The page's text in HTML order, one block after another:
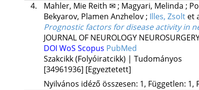
4.
Mahler, Mie Reith ✉; Magyari, Melinda ;
Bekyarov, Plamen Anzhelov; Illes, Zsolt et
Prognostic factors for disease activity in
JOURNAL OF NEUROLOGY
DOI WoS Scopus PubMed
Szakcikk (Folyóiratcikk) | Tudományos
[34961936] [Egyeztetett]
Nyilvános idéző összesen: 1, Független: 1,